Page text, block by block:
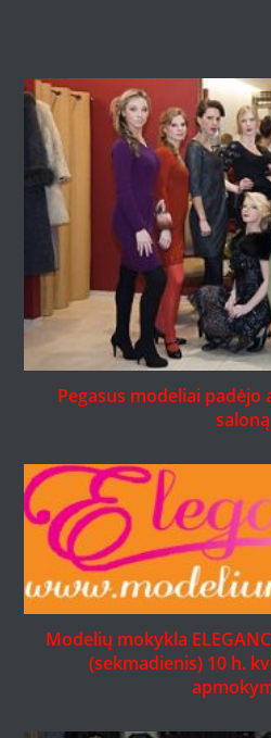
Pegasus modeliai
saloną
Modelių mokykla
(sekmadienis) 10 h.